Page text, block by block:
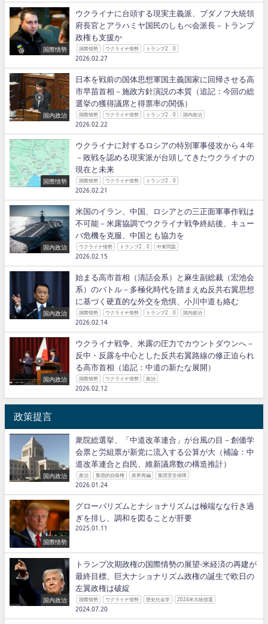
国際情勢
ウクライナに台頭する現実主義派、ブダノフ大統領
府長官とアラハミヤ国民のしもべ会派長－トランプ
政権も支援か
国際情勢 ウクライナ情勢 トランプ2．0
2026.02.27
国内政治
日本を戦前の国体思想軍国主義国家に回帰させる高
市早苗首相－施政方針演説の本質（追記：今回の総
選挙の獲得議席と得票率の関係）
国際情勢 ウクライナ情勢 トランプ2．0 国内政治
2026.02.22
国際情勢
ウクライナに対するロシアの特別軍事侵攻から４年
－敗戦を認める現実派が台頭してきたウクライナの
現在と未来
国際情勢 ウクライナ情勢 トランプ2．0
2026.02.21
国内政治
米国のイラン、中国、ロシアとの三正面軍事作戦は
不可能－米露協調でウクライナ戦争終結後、キュー
バ危機を克服、中国とも協力を
ウクライナ情勢 トランプ2．0 中東問題
2026.02.15
国内政治
始まる高市首相（清話会系）と麻生副総裁（宏池会
系）のバトル－多極化時代を踏まえぬ反共右翼思想
に基づく硬直的な外交を危惧、小川中道も絡む
国際情勢 ウクライナ情勢 トランプ2．0 国内政治
2026.02.14
国内政治
ウクライナ戦争、米露の圧力でカウントダウンへ－
反中・反露を中心とした反共右翼路線の修正迫られ
る高市首相（追記：中道の新たな展開）
国際情勢 ウクライナ情勢 政治
2026.02.12
政策提言
国内政治
衆院総選挙、「中道改革連合」が台風の目－創価学
会票と労組票が新党に流入する公算が大（補論：中
道改革連合と自民、維新議席数の構造推計）
政治 集団的自衛権 政界再編 集団安全保障
2026.01.24
国際情勢
グローバリズムとナショナリズムは極端なな行き過
ぎを排し、調和を図ることが肝要
2025.01.11
国内政治
トランプ次期政権の国際情勢の展望−米経済の再建が
最終目標、巨大ナショナリズム政権の誕生で欧日の
左翼政権は破綻
国際情勢 ウクライナ情勢 歴史社会学 2024米大統領選
2024.07.20